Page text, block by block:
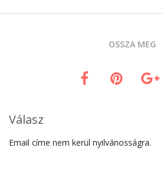
OSSZA MEG
Válasz
Email címe nem kerül nyilvánosságra.